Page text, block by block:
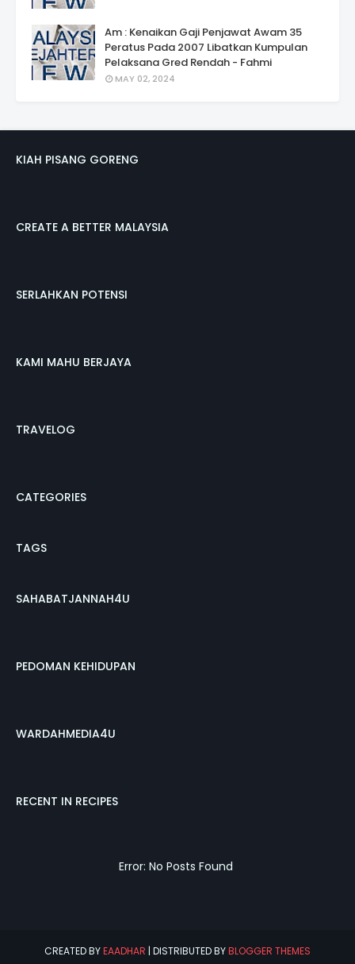
Am : Kenaikan Gaji Penjawat Awam 35
Peratus Pada 2007 Libatkan Kumpulan
Pelaksana Gred Rendah - Fahmi
MAY 02, 2024
KIAH PISANG GORENG
CREATE A BETTER MALAYSIA
SERLAHKAN POTENSI
KAMI MAHU BERJAYA
TRAVELOG
CATEGORIES
TAGS
SAHABATJANNAH4U
PEDOMAN KEHIDUPAN
WARDAHMEDIA4U
RECENT IN RECIPES
Error: No Posts Found
CREATED BYEAADHAR | DISTRIBUTED BYBLOGGER THEMES